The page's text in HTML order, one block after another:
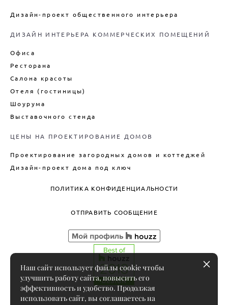
Дизайн-проект общественного интерьера
ДИЗАЙН ИНТЕРЬЕРА КОММЕРЧЕСКИХ ПОМЕЩЕНИЙ
Офиса
Ресторана
Салона красоты
Отеля (гостиницы)
Шоурума
Выставочного стенда
ЦЕНЫ НА ПРОЕКТИРОВАНИЕ ДОМОВ
Проектирование загородных домов и коттеджей
Дизайн-проект дома под ключ
ПОЛИТИКА КОНФИДЕНЦИАЛЬНОСТИ
ОТПРАВИТЬ СООБЩЕНИЕ
Наш сайт использует файлы cookie чтобы
улучшить работу сайта, повысить его
эффективность и удобство. Продолжая
использовать сайт, вы соглашаетесь на